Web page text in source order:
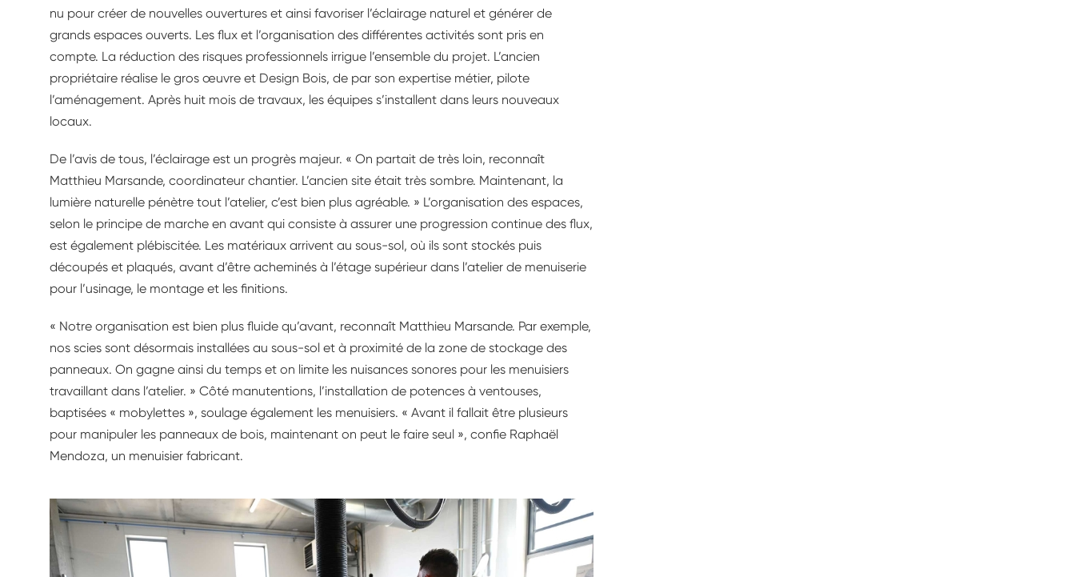
nu pour créer de nouvelles ouvertures et ainsi favoriser l’éclairage naturel et générer de
grands espaces ouverts. Les flux et l’organisation des différentes activités sont pris en
compte. La réduction des risques professionnels irrigue l’ensemble du projet. L’ancien
propriétaire réalise le gros œuvre et Design Bois, de par son expertise métier, pilote
l’aménagement. Après huit mois de travaux, les équipes s’installent dans leurs nouveaux
locaux.
De l’avis de tous, l’éclairage est un progrès majeur. « On partait de très loin, reconnaît
Matthieu Marsande, coordinateur chantier. L’ancien site était très sombre. Maintenant, la
lumière naturelle pénètre tout l’atelier, c’est bien plus agréable. » L’organisation des espaces,
selon le principe de marche en avant qui consiste à assurer une progression continue des flux,
est également plébiscitée. Les matériaux arrivent au sous-sol, où ils sont stockés puis
découpés et plaqués, avant d’être acheminés à l’étage supérieur dans l’atelier de menuiserie
pour l’usinage, le montage et les finitions.
« Notre organisation est bien plus fluide qu’avant, reconnaît Matthieu Marsande. Par exemple,
nos scies sont désormais installées au sous-sol et à proximité de la zone de stockage des
panneaux. On gagne ainsi du temps et on limite les nuisances sonores pour les menuisiers
travaillant dans l’atelier. » Côté manutentions, l’installation de potences à ventouses,
baptisées « mobylettes », soulage également les menuisiers. « Avant il fallait être plusieurs
pour manipuler les panneaux de bois, maintenant on peut le faire seul », confie Raphaël
Mendoza, un menuisier fabricant.